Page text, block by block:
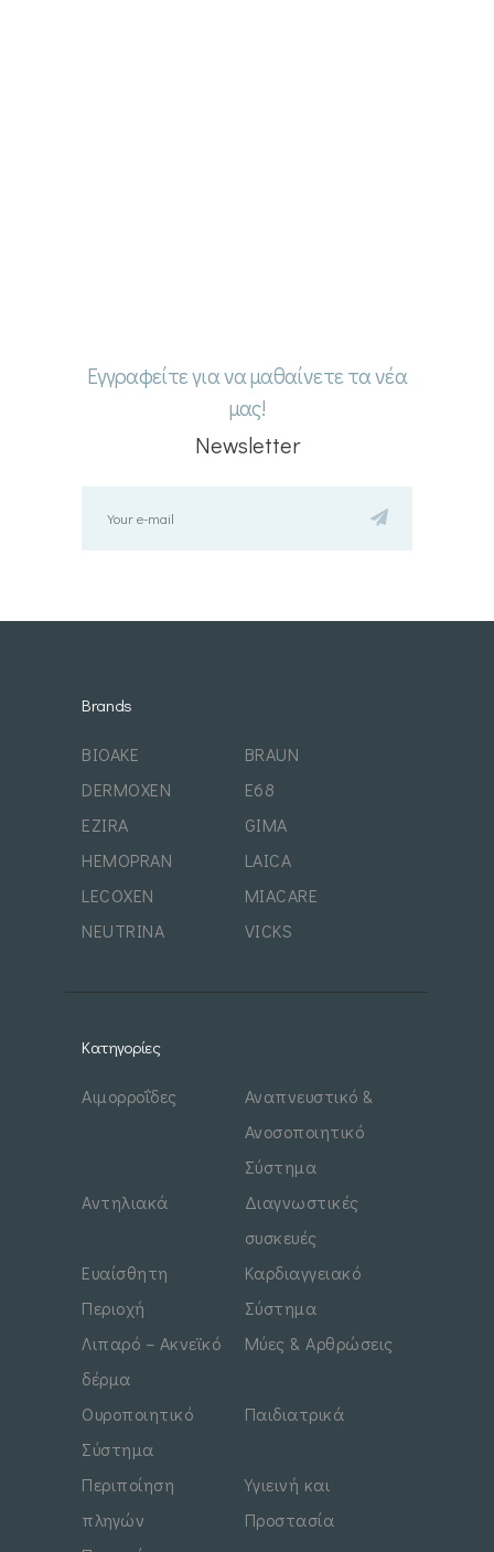
Εγγραφείτε για να μαθαίνετε τα νέα
μας!
Newsletter
Brands
BIOAKE
BRAUN
DERMOXEN
E68
EZIRA
GIMA
HEMOPRAN
LAICA
LECOXEN
MIACARE
NEUTRINA
VICKS
Κατηγορίες
Αιμορροΐδες
Αναπνευστικό &
Ανοσοποιητικό
Σύστημα
Αντηλιακά
Διαγνωστικές
συσκευές
Ευαίσθητη
Περιοχή
Καρδιαγγειακό
Σύστημα
Λιπαρό – Ακνεϊκό
δέρμα
Μύες & Αρθρώσεις
Ουροποιητικό
Σύστημα
Παιδιατρικά
Περιποίηση
πληγών
Υγιεινή και
Προστασία